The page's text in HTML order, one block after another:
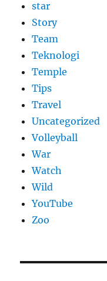
star
Story
Team
Teknologi
Temple
Tips
Travel
Uncategorized
Volleyball
War
Watch
Wild
YouTube
Zoo